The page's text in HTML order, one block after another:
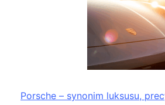
Porsche – synonim luksusu,